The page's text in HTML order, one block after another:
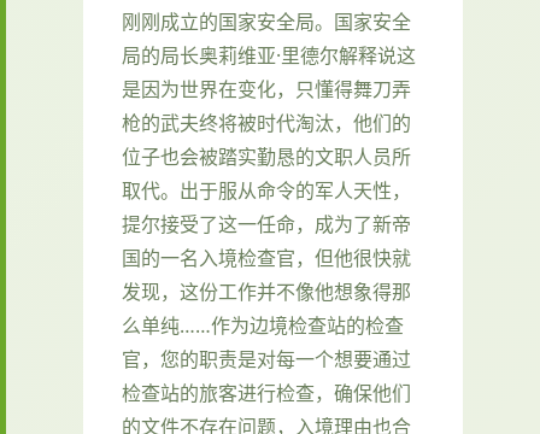
刚刚成立的国家安全局。国家安全
局的局长奥莉维亚·里德尔解释说这
是因为世界在变化，只懂得舞刀弄
枪的武夫终将被时代淘汰，他们的
位子也会被踏实勤恳的文职人员所
取代。出于服从命令的军人天性，
提尔接受了这一任命，成为了新帝
国的一名入境检查官，但他很快就
发现，这份工作并不像他想象得那
么单纯……作为边境检查站的检查
官，您的职责是对每一个想要通过
检查站的旅客进行检查，确保他们
的文件不存在问题，入境理由也合